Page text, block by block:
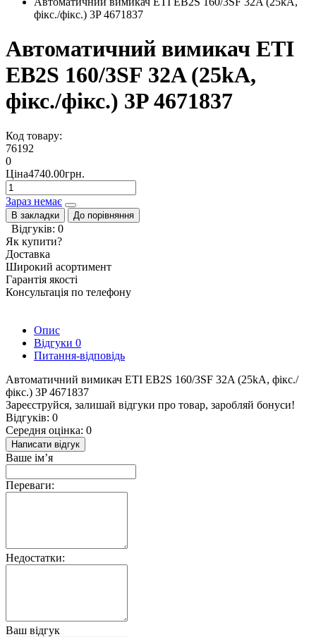
фікс./фікс.) 3P 4671837
Автоматичний вимикач ЕТІ
EB2S 160/3SF 32A (25kA,
фікс./фікс.) 3P 4671837
Код товару:
76192
0
Ціна4740.00грн.
Зараз немає
В закладки До порівняння
Відгуків: 0
Як купити?
Доставка
Широкий асортимент
Гарантія якості
Консультація по телефону
Опис
Відгуки 0
Питання-відповідь
Автоматичний вимикач ЕТІ EB2S 160/3SF 32A (25kA, фікс./
фікс.) 3P 4671837
Зареєструйся, залишай відгуки про товар, заробляй бонуси!
Відгуків: 0
Середня оцінка: 0
Написати відгук
Ваше ім’я
Переваги:
Недостатки:
Ваш відгук